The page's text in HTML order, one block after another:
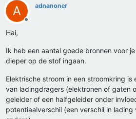
A
Offline
adnanoner
Hai,
Ik heb een aantal goede bronnen voor
dieper op de stof ingaan.
Elektrische stroom in een stroomkring is
van ladingdragers (elektronen of gaten
geleider of een halfgeleider onder
potentiaalverschil (een verschil in lading